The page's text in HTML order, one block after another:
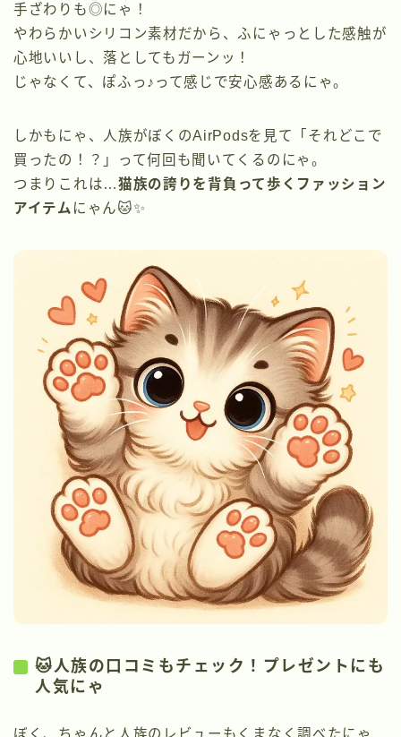
手ざわりも◎にゃ！
やわらかいシリコン素材だから、ふにゃっとした感触が
心地いいし、落としてもガーンッ！
じゃなくて、ぽふっ♪って感じで安心感あるにゃ。
しかもにゃ、人族がぼくのAirPodsを見て「それどこで
買ったの！？」って何回も聞いてくるのにゃ。
つまりこれは…猫族の誇りを背負って歩くファッション
アイテム にゃん🐱✨
🐱人族の口コミもチェック！プレゼントにも
人気にゃ